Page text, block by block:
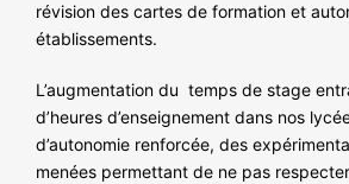
révision des cartes de formation et
établissements.
L’augmentation du temps de stage
d’heures d’enseignement dans nos
d’autonomie renforcée, des
menées permettant de ne pas